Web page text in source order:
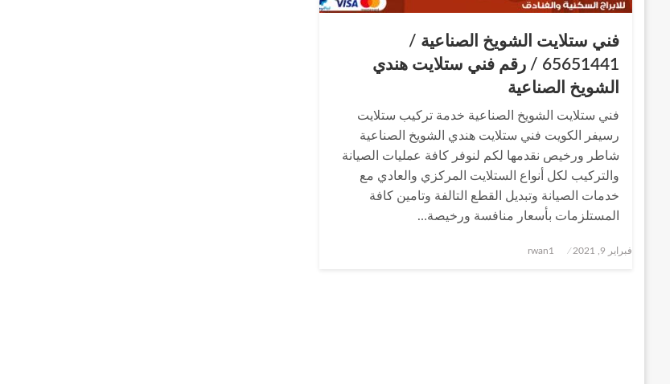
فني ستلايت الشويخ الصناعية /
65651441 / رقم فني ستلايت هندي
الشويخ الصناعية
فني ستلايت الشويخ الصناعية خدمة تركيب ستلايت
رسيفر الكويت فني ستلايت هندي الشويخ الصناعية
شاطر ورخيص نقدمها لكم لنوفر كافة عمليات الصيانة
والتركيب لكل أنواع الستلايت المركزي والعادي مع
خدمات الصيانة وتبديل القطع التالفة وتامين كافة
المستلزمات بأسعار منافسة ورخيصة…
نُشر
فبراير 9, 2021 rwan1